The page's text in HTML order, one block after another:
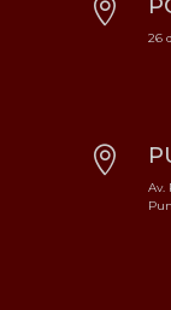

26

Av.